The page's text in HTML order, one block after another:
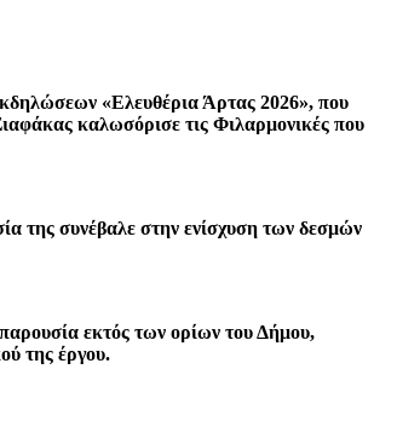
«Ελευθέρια Άρτας 2026», που
καλωσόρισε τις Φιλαρμονικές που
της συνέβαλε στην ενίσχυση των δεσμών
εκτός των ορίων του Δήμου,
της έργου.